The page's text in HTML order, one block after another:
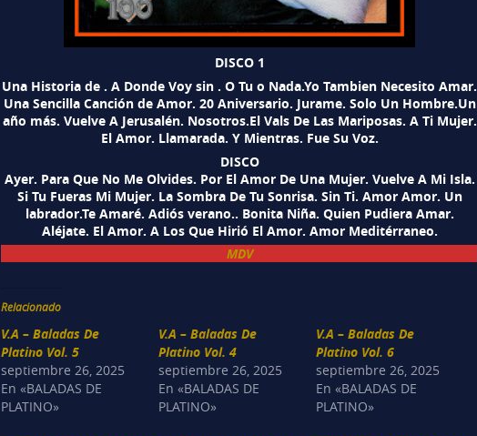
DISCO 1
Una Historia de . A Donde Voy sin . O Tu o Nada.Yo Tambien Necesito Amar.
Una Sencilla Canción de Amor. 20 Aniversario. Jurame. Solo Un Hombre.Un
año más. Vuelve A Jerusalén. Nosotros.El Vals De Las Mariposas. A Ti Mujer.
El Amor. Llamarada. Y Mientras. Fue Su Voz.
DISCO
Ayer. Para Que No Me Olvides. Por El Amor De Una Mujer. Vuelve A Mi Isla.
Si Tu Fueras Mi Mujer. La Sombra De Tu Sonrisa. Sin Ti. Amor Amor. Un
labrador.Te Amaré. Adiós verano.. Bonita Niña. Quien Pudiera Amar.
Aléjate. El Amor. A Los Que Hirió El Amor. Amor Meditérraneo.
MDV
Relacionado
V.A – Baladas De
Platino Vol. 5
septiembre 26, 2025
En «BALADAS DE
PLATINO»
V.A – Baladas De
Platino Vol. 4
septiembre 26, 2025
En «BALADAS DE
PLATINO»
V.A – Baladas De
Platino Vol. 6
septiembre 26, 2025
En «BALADAS DE
PLATINO»